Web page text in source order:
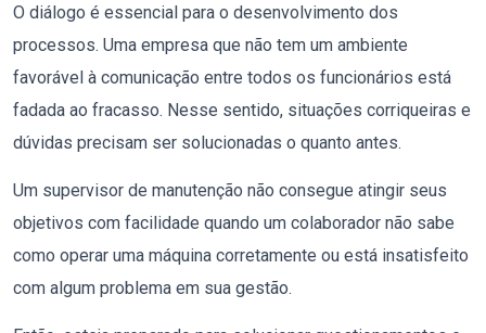
O diálogo é essencial para o desenvolvimento dos
processos. Uma empresa que não tem um ambiente
favorável à comunicação entre todos os funcionários está
fadada ao fracasso. Nesse sentido, situações corriqueiras e
dúvidas precisam ser solucionadas o quanto antes.
Um supervisor de manutenção não consegue atingir seus
objetivos com facilidade quando um colaborador não sabe
como operar uma máquina corretamente ou está insatisfeito
com algum problema em sua gestão.